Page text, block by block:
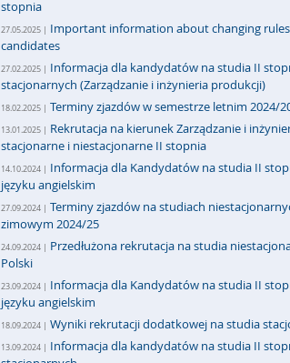
stopnia
27.05.2025 | Important information about changing
candidates
27.02.2025 | Informacja dla kandydatów na studia II
stacjonarnych (Zarządzanie i inżynieria produkcji)
18.02.2025 | Terminy zjazdów w semestrze letnim 2024/
13.01.2025 | Rekrutacja na kierunek Zarządzanie i
stacjonarne i niestacjonarne II stopnia
14.10.2024 | Informacja dla Kandydatów na studia II
języku angielskim
27.09.2024 | Terminy zjazdów na studiach
zimowym 2024/25
24.09.2024 | Przedłużona rekrutacja na studia
Polski
23.09.2024 | Informacja dla Kandydatów na studia II
języku angielskim
18.09.2024 | Wyniki rekrutacji dodatkowej na studia
13.09.2024 | Informacja dla kandydatów na studia II